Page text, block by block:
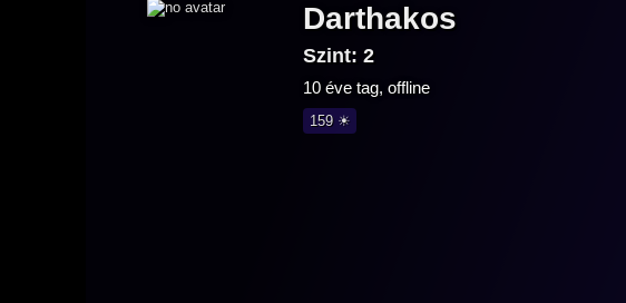
Darthakos
Szint: 2
10 éve tag, offline
159 ☀